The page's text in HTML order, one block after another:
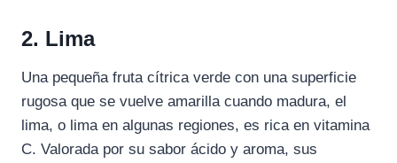
2. Lima
Una pequeña fruta cítrica verde con una superficie
rugosa que se vuelve amarilla cuando madura, el
lima, o lima en algunas regiones, es rica en vitamina
C. Valorada por su sabor ácido y aroma, sus